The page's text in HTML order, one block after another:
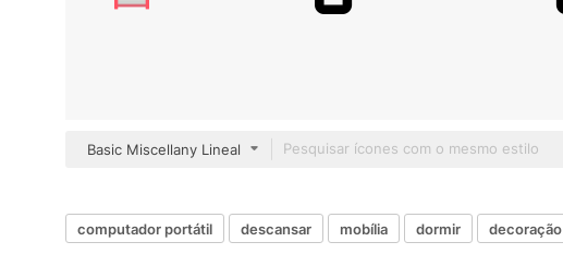
Basic Miscellany Lineal
computador portátil descansar mobília dormir decoração